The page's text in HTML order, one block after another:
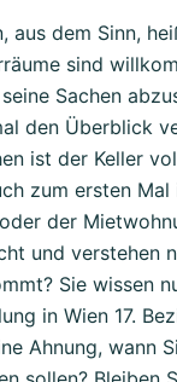
aus dem Sinn,
sind
Sachen
den Überblick
ist der Keller
zum ersten Mal
der
und verstehen
Sie wissen
in Wien 17.
Ahnung, wann